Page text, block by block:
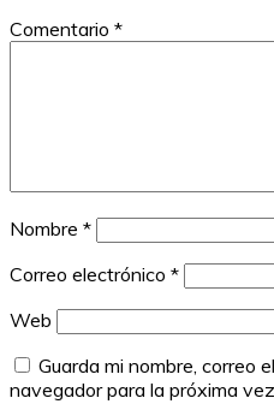
Comentario *
Nombre *
Correo electrónico *
Web
Guarda mi nombre, correo
navegador para la próxima